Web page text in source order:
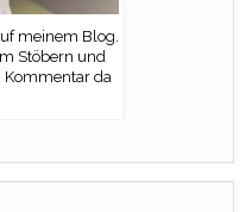
meinem Blog.
Stöbern und
Kommentar da